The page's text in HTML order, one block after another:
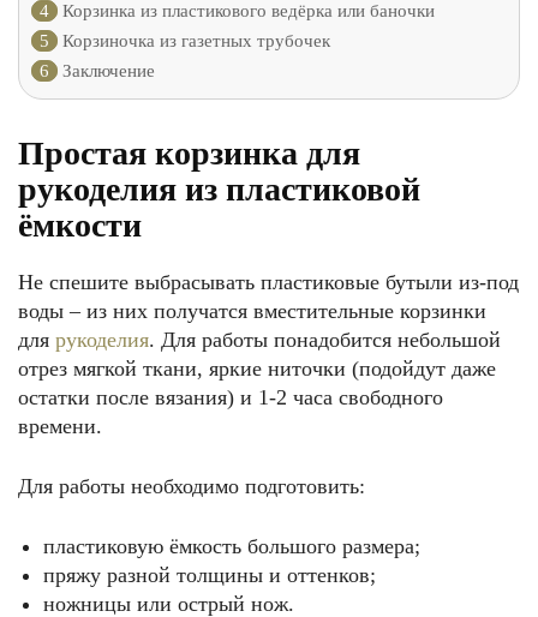
4
Корзинка из пластикового ведёрка или баночки
5
Корзиночка из газетных трубочек
6
Заключение
Простая корзинка для
рукоделия из пластиковой
ёмкости
Не спешите выбрасывать пластиковые бутыли из-под
воды – из них получатся вместительные корзинки
для рукоделия. Для работы понадобится небольшой
отрез мягкой ткани, яркие ниточки (подойдут даже
остатки после вязания) и 1-2 часа свободного
времени.
Для работы необходимо подготовить:
пластиковую ёмкость большого размера;
пряжу разной толщины и оттенков;
ножницы или острый нож.